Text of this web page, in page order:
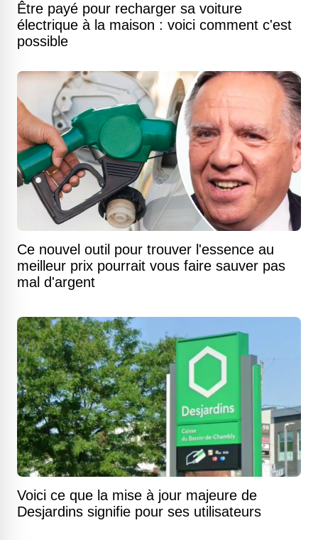
Être payé pour recharger sa voiture
électrique à la maison : voici comment c'est
possible
Ce nouvel outil pour trouver l'essence au
meilleur prix pourrait vous faire sauver pas
mal d'argent
Voici ce que la mise à jour majeure de
Desjardins signifie pour ses utilisateurs